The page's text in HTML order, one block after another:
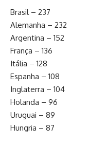
Brasil – 237
Alemanha – 232
Argentina – 152
França – 136
Itália – 128
Espanha – 108
Inglaterra – 104
Holanda – 96
Uruguai – 89
Hungria – 87